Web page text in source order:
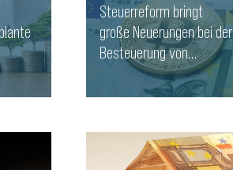
Steuerreform bringt
große Neuerungen bei der
Besteuerung von
Kryptowährungen